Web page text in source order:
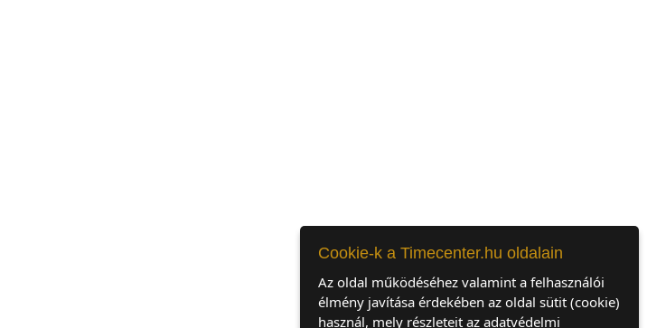
Cookie-k a Timecenter.hu oldalain
Az oldal működéséhez valamint a felhasználói
élmény javítása érdekében az oldal sütit (cookie)
használ, mely részleteit az adatvédelmi